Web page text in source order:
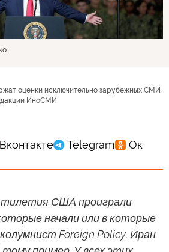
оценки исключительно зарубежных СМИ
ИноСМИ
США проиграли
начали или в которые
Foreign Policy. Иран